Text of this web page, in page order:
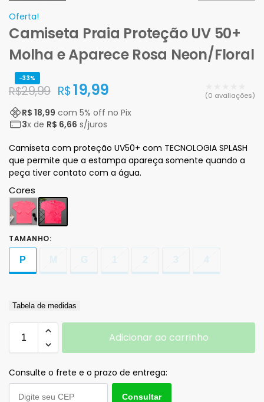
Oferta!
Camiseta Praia Proteção UV 50+
Molha e Aparece Rosa Neon/Floral
-33%
R$29,99 R$19,99 (0 avaliações)
R$ 18,99 com 5% off no Pix
3x de R$ 6,66 s/juros
Camiseta com proteção UV50+ com TECNOLOGIA SPLASH
que permite que a estampa apareça somente quando a
peça tiver contato com a água.
Cores
TAMANHO:
P M G 2 3 4
Tabela de medidas
Adicionar ao carrinho
Consulte o frete e o prazo de entrega:
Consultar